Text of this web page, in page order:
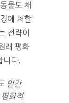
물도 채
에 처할
전략이
래 평화
니다.
인간
화적